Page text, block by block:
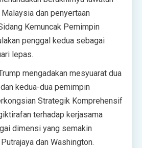
dan penyertaan
Kemuncak Pemimpin
penggal kedua sebagai
lepas.
mengadakan mesyuarat dua
kedua-dua pemimpin
Strategik Komprehensif
terhadap kerjasama
dimensi yang semakin
dan Washington.